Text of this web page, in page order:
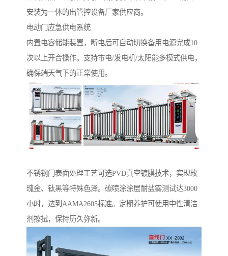
安装为一体的出管控设备厂家供应商。
电动门应急供电系统‌
内置电容储能装置，断电后可自动切换备用电源完成10
次以上开合操作。支持市电/发电机/太阳能多模式供电，
确保端天气下的正常使用。
‌不锈钢门表面处理工艺‌可选PVD真空镀膜技术，实现玫
瑰金、钛黑等特殊色泽。碳喷涂涂层耐盐雾测试达3000
小时，达到AAMA2605标准。定期养护可使用中性清洁
剂擦拭，保持历久弥新。